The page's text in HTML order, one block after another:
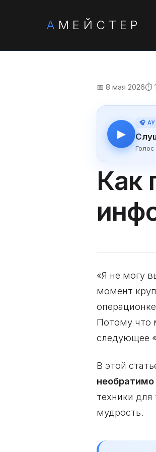
А МЕЙСТЕР
📅 8 мая 2026⏱️
▶
🎧
Как
«Я не могу
момент
Потому что
следующее
В этой
необратимо
техники
мудрость.